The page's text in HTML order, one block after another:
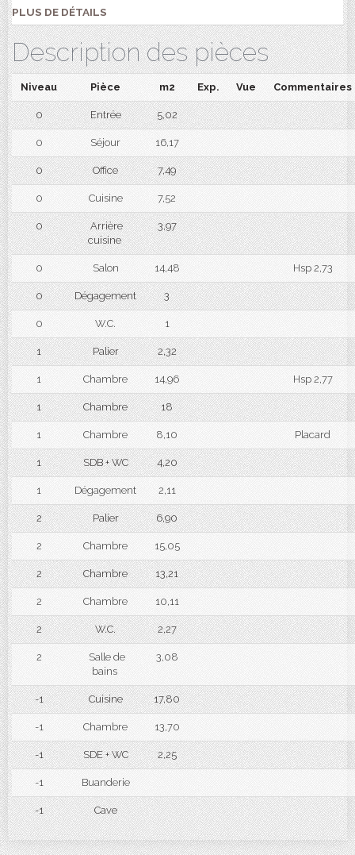
PLUS DE DÉTAILS
Description des pièces
Niveau Pièce m2 Exp. Vue Commentaires
0 Entrée 5,02
0 Séjour 16,17
0 Office 7,49
0 Cuisine 7,52
0
Arrière
cuisine
3,97
0 Salon 14,48 Hsp 2,73
0 Dégagement 3
0 W.C. 1
1 Palier 2,32
1 Chambre 14,96 Hsp 2,77
1 Chambre 18
1 Chambre 8,10 Placard
1 SDB + WC 4,20
1 Dégagement 2,11
2 Palier 6,90
2 Chambre 15,05
2 Chambre 13,21
2 Chambre 10,11
2 W.C. 2,27
2
Salle de
bains
3,08
-1 Cuisine 17,80
-1 Chambre 13,70
-1 SDE + WC 2,25
-1 Buanderie
-1 Cave